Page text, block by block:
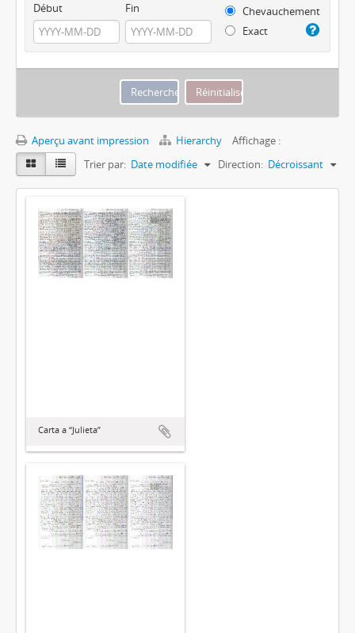
Début Fin
Chevauchement
Exact
Aperçu avant impression Hierarchy
Affichage :
Trier par: Date modifiée Direction: Décroissant
Carta a “Julieta”